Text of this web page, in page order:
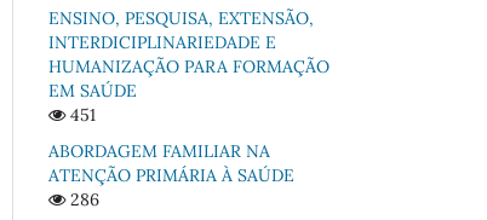
ENSINO, PESQUISA, EXTENSÃO,
INTERDICIPLINARIEDADE E
HUMANIZAÇÃO PARA FORMAÇÃO
EM SAÚDE
451
ABORDAGEM FAMILIAR NA
ATENÇÃO PRIMÁRIA À SAÚDE
286